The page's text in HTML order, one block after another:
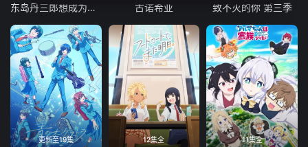
东岛丹三郎想成为假面骑士 古诺希亚 致不灭的你 第三季
更新至19集 12集全 11集全